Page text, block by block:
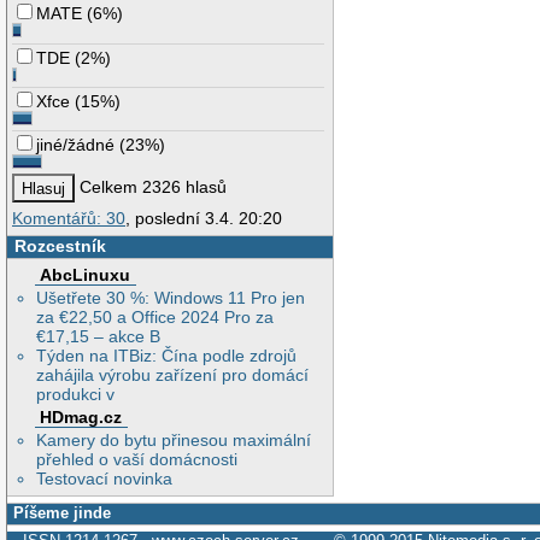
MATE (6%)
TDE (2%)
Xfce (15%)
jiné/žádné (23%)
Celkem 2326 hlasů
Komentářů: 30 , poslední 3.4. 20:20
Rozcestník
AbcLinuxu
Ušetřete 30 %: Windows 11 Pro jen
za €22,50 a Office 2024 Pro za
€17,15 – akce B
Týden na ITBiz: Čína podle zdrojů
zahájila výrobu zařízení pro domácí
produkci v
HDmag.cz
Kamery do bytu přinesou maximální
přehled o vaší domácnosti
Testovací novinka
Píšeme jinde